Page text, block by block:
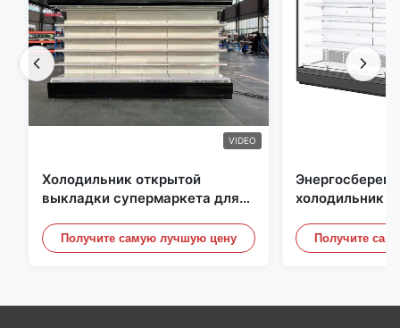
VIDEO
Холодильник открытой
выкладки супермаркета для
освещением СИД
Получите самую лучшую цену
холодильник
небом
витринные
Получите